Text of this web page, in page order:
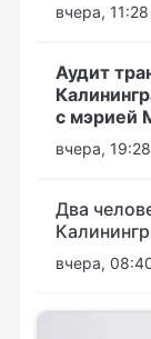
вчера, 11:28
Аудит
с мэрией
вчера, 19:28
Два
вчера,